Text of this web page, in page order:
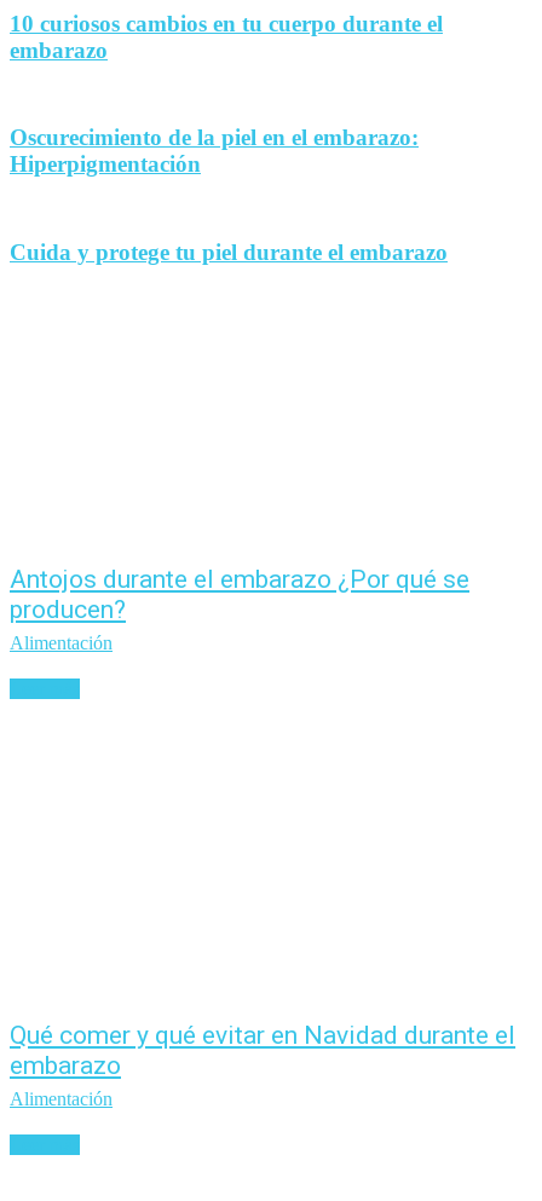
10 curiosos cambios en tu cuerpo durante el
embarazo
Oscurecimiento de la piel en el embarazo:
Hiperpigmentación
Cuida y protege tu piel durante el embarazo
Antojos durante el embarazo ¿Por qué se
producen?
Alimentación
Qué comer y qué evitar en Navidad durante el
embarazo
Alimentación